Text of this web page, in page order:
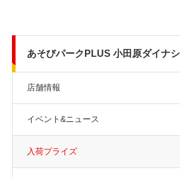
あそびパークPLUS 小田原ダイナ
店舗情報
イベント&ニュース
入荷プライズ